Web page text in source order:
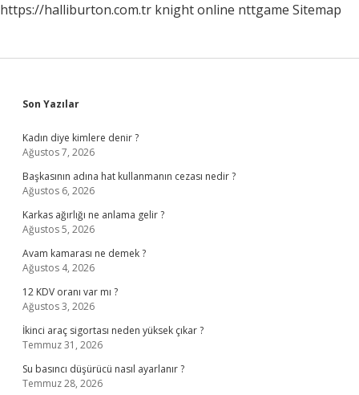
https://halliburton.com.tr knight online nttgame Sitemap
Sidebar
Son Yazılar
Kadın diye kimlere denir ?
Ağustos 7, 2026
Başkasının adına hat kullanmanın cezası nedir ?
Ağustos 6, 2026
Karkas ağırlığı ne anlama gelir ?
Ağustos 5, 2026
Avam kamarası ne demek ?
Ağustos 4, 2026
12 KDV oranı var mı ?
Ağustos 3, 2026
İkinci araç sigortası neden yüksek çıkar ?
Temmuz 31, 2026
Su basıncı düşürücü nasıl ayarlanır ?
Temmuz 28, 2026